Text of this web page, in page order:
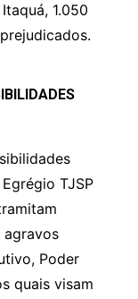
1.050
TJSP
agravos
Poder
quais visam